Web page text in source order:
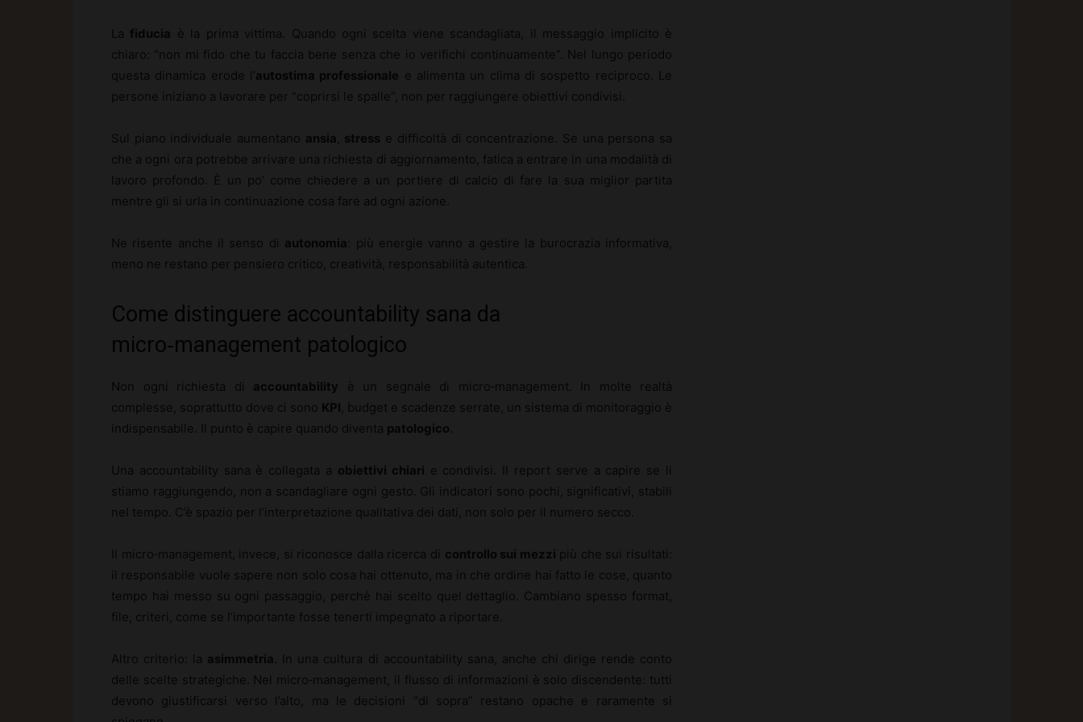
La fiducia è la prima vittima. Quando ogni scelta viene scandagliata, il messaggio implicito è
chiaro: “non mi fido che tu faccia bene senza che io verifichi continuamente”. Nel lungo periodo
questa dinamica erode l’autostima professionale e alimenta un clima di sospetto reciproco. Le
persone iniziano a lavorare per “coprirsi le spalle”, non per raggiungere obiettivi condivisi.
Sul piano individuale aumentano ansia stress e difficoltà di concentrazione. Se una persona sa
che a ogni ora potrebbe arrivare una richiesta di aggiornamento, fatica a entrare in una modalità di
lavoro profondo. È un po’ come chiedere a un portiere di calcio di fare la sua miglior partita
mentre gli si urla in continuazione cosa fare ad ogni azione.
Ne risente anche il senso di autonomia
: più energie vanno a gestire la burocrazia informativa,
meno ne restano per pensiero critico, creatività, responsabilità autentica.
Come distinguere accountability sana da
micro‑management patologico
Non ogni richiesta di accountability è un segnale di micro‑management. In molte realtà
complesse, soprattutto dove ci sono KPI , budget e scadenze serrate, un sistema di monitoraggio è
indispensabile. Il punto è capire quando diventa patologico
Una accountability sana è collegata a obiettivi chiari e condivisi. Il report serve a capire se li
stiamo raggiungendo, non a scandagliare ogni gesto. Gli indicatori sono pochi, significativi, stabili
nel tempo. C’è spazio per l’interpretazione qualitativa dei dati, non solo per il numero secco.
Il micro‑management, invece, si riconosce dalla ricerca di controllo sui mezzi più che sui risultati:
il responsabile vuole sapere non solo cosa hai ottenuto, ma in che ordine hai fatto le cose, quanto
tempo hai messo su ogni passaggio, perché hai scelto quel dettaglio. Cambiano spesso format,
file, criteri, come se l’importante fosse tenerti impegnato a riportare.
Altro criterio: la asimmetria
. In una cultura di accountability sana, anche chi dirige rende conto
delle scelte strategiche. Nel micro‑management, il flusso di informazioni è solo discendente: tutti
devono giustificarsi verso l’alto, ma le decisioni “di sopra” restano opache e raramente si